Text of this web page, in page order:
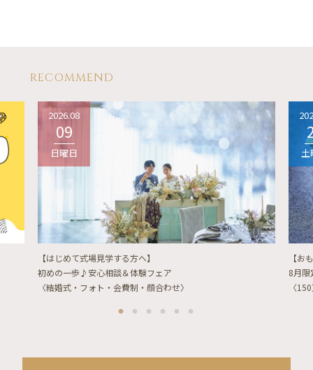
RECOMMEND
2026.08
09
日曜日
【はじめて式場見学する方へ】
初めの一歩♪安心相談＆体験フェア
〈結婚式・フォト・会費制・顔合わせ〉
土
【お
8月限
〈